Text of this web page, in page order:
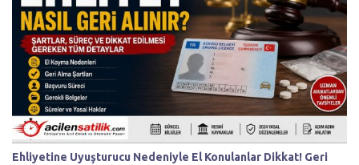
Ehliyetine Uyuşturucu Nedeniyle El Konulanlar Dikkat! Geri